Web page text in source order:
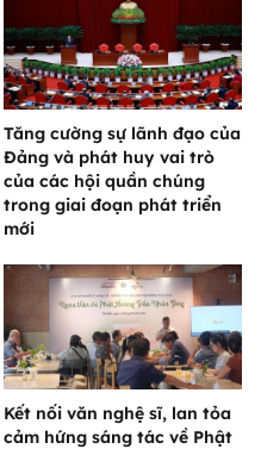
Tăng cường sự lãnh đạo của
Đảng và phát huy vai trò
của các hội quần chúng
trong giai đoạn phát triển
mới
Kết nối văn nghệ sĩ, lan tỏa
cảm hứng sáng tác về Phật